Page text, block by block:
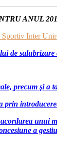
ANUL
Inter
de
precum şi a
prin
unui
a